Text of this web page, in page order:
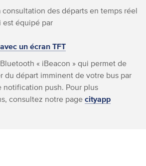
consultation des départs en temps réel
est équipé par
un écran TFT
« iBeacon » qui permet de
du départ imminent de votre bus par
notification push. Pour plus
consultez notre page cityapp